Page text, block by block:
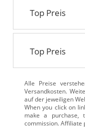
Top Preis
Top Preis
Alle Preise
Versandkosten.
auf der jeweiligen